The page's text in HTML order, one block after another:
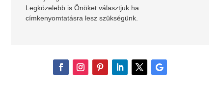
Legközelebb is Önöket választjuk ha
címkenyomtatásra lesz szükségünk.